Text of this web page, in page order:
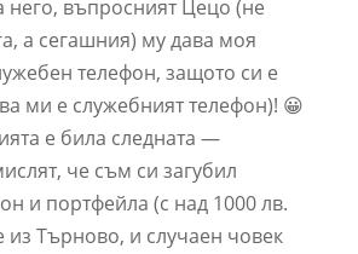
него, въпросният Цецо (не
а сегашния) му дава моя
телефон, защото си е
ми е служебният телефон)! 😀
е била следната —
че съм си загубил
и портфейла (с над 1000 лв.
из Търново, и случаен човек